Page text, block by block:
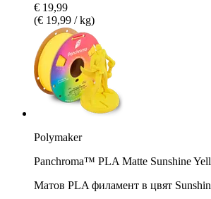
€ 19,99
(€ 19,99 / kg)
Polymaker
Panchroma™ PLA Matte Sunshine
Матов PLA филамент в цвят